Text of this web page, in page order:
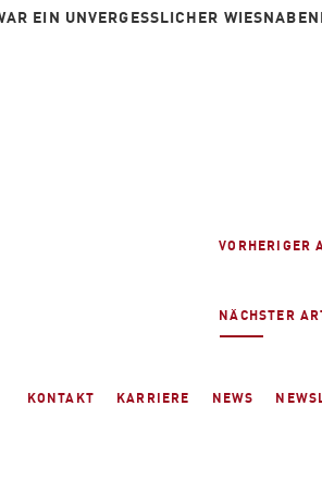
EIN UNVERGESSLICHER
VORHERIGER
NÄCHSTER
KONTAKT
KARRIERE NEWS